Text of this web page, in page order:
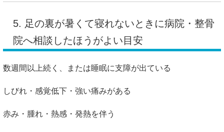
5. 足の裏が暑くて寝れないときに病院・整骨
院へ相談したほうがよい目安
数週間以上続く、または睡眠に支障が出ている
しびれ・感覚低下・強い痛みがある
赤み・腫れ・熱感・発熱を伴う